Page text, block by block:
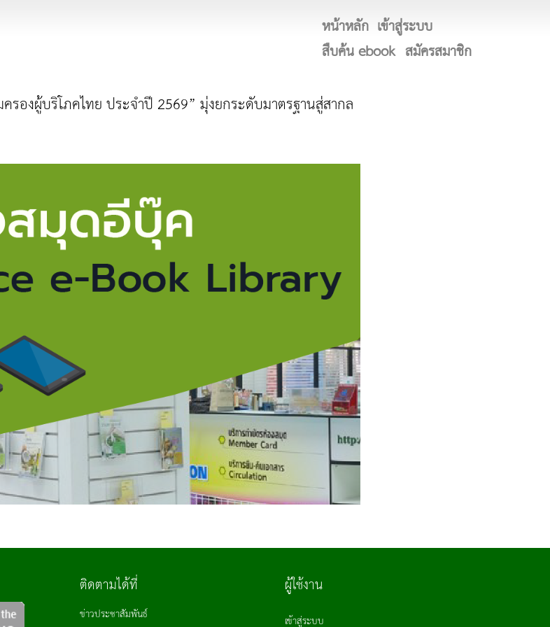
หน้าหลัก เข้าสู่ระบบ
สืบค้น ebook สมัครสมาชิก
รองผู้บริโภคไทย ประจำปี 2569” มุ่งยกระดับมาตรฐานสู่สากล
ติดตามได้ที่
ข่าวประชาสัมพันธ์
ผู้ใช้งาน
เข้าสู่ระบบ